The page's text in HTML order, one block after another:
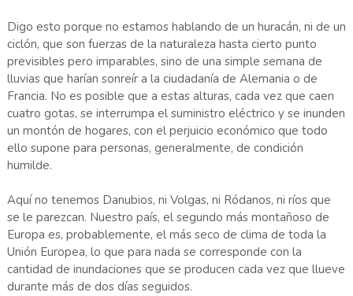
Digo esto porque no estamos hablando de un huracán, ni de un
ciclón, que son fuerzas de la naturaleza hasta cierto punto
previsibles pero imparables, sino de una simple semana de
lluvias que harían sonreír a la ciudadanía de Alemania o de
Francia. No es posible que a estas alturas, cada vez que caen
cuatro gotas, se interrumpa el suministro eléctrico y se inunden
un montón de hogares, con el perjuicio económico que todo
ello supone para personas, generalmente, de condición
humilde.
Aquí no tenemos Danubios, ni Volgas, ni Ródanos, ni ríos que
se le parezcan. Nuestro país, el segundo más montañoso de
Europa es, probablemente, el más seco de clima de toda la
Unión Europea, lo que para nada se corresponde con la
cantidad de inundaciones que se producen cada vez que llueve
durante más de dos días seguidos.